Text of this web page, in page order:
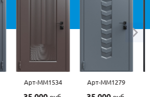
Арт-ММ1279 Арт-ММ1570